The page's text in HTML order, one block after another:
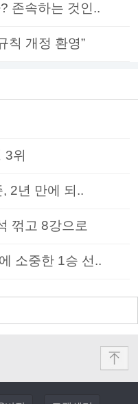
존속하는 것인..
칙 개정 환영”
3위
, 2년 만에 되..
꺾고 8강으로
소중한 1승 선..